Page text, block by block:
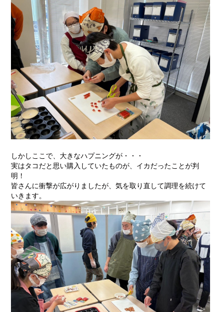
しかしここで、大きなハプニングが・・・
実はタコだと思い購入していたものが、イカだったことが判
明！
皆さんに衝撃が広がりましたが、気を取り直して調理を続けて
いきます。